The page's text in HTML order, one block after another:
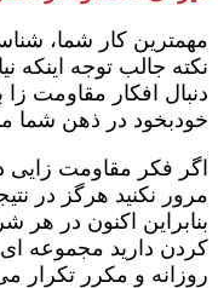
مهمترین کار شما،
نکته جالب توجه اینکه
دنبال افکار مقاومت
خودبخود در ذهن شما
اگر فکر مقاومت زایی
مرور نکنید هرگز در
بنابراین اکنون در هر
کردن دارید مجموعه ای
روزانه و مکرر تکرار